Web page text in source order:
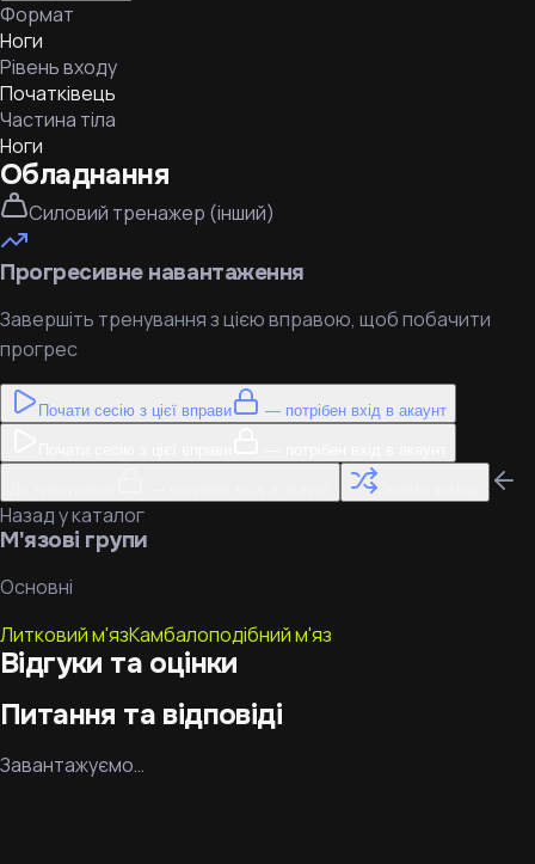
Формат
Ноги
Рівень входу
Початківець
Частина тіла
Ноги
Обладнання
Силовий тренажер (інший)
Прогресивне навантаження
Завершіть тренування з цією вправою, щоб побачити
прогрес
Почати сесію з цієї вправи — потрібен вхід в акаунт
Назад у каталог
М'язові групи
Основні
Литковий м'язКамбалоподібний м'яз
Відгуки та оцінки
Питання та відповіді
Завантажуємо…